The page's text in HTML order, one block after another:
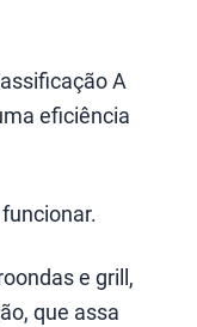
A
eficiência
e grill,
que assa